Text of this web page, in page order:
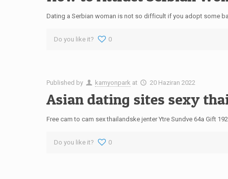
Dating a Serbian woman is not so difficult if you adopt some
Do you like it? 0
Published by kamyonpark at 20 Haziran 2022
Asian dating sites sexy
Free cam to cam sex thailandske jenter Ytre Sundve 64a Gift
Do you like it? 0